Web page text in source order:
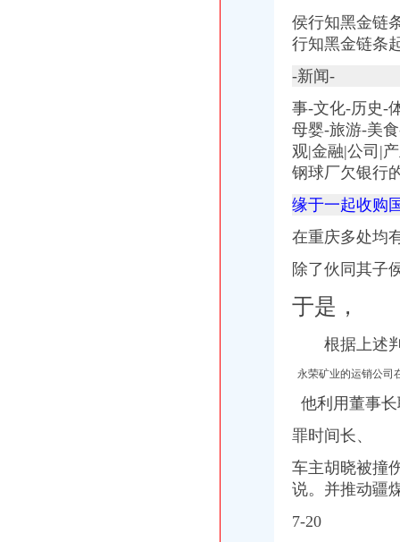
侯行知黑金链
行知黑金链条
-新闻-
事-文化-历史-
母婴-旅游-美
观|金融|公司|
钢球厂欠银行
缘于一起收购
在重庆多处均
除了伙同其子
于是，
根据上述判
永荣矿业的运销公司
他利用董事
罪时间长、
车主胡晓被撞
说。并推动
7-20